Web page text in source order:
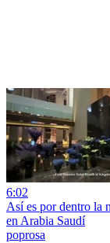
6:02
Así es por dentro la
en Arabia Saudí
poprosa